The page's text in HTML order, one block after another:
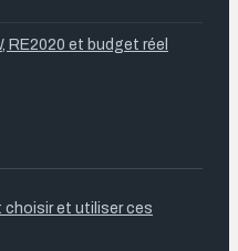
RE2020 et budget réel
et utiliser ces